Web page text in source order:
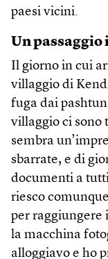
paesi vicini.
Un passaggio
Il giorno in cui
villaggio di
fuga dai
villaggio ci sono
sembra
sbarrate, e di
documenti a
riesco
per raggiungere
la macchina
alloggiavo e ho